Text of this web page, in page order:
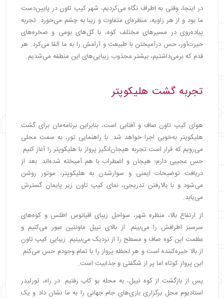
در اینجا، وقتی به اطراف نگاه می‌کردیم، شهر کیپ تاون در پایین‌دست
ما بود و از هر زاویه، منظره‌ای متفاوت و زیبا به چشم می‌خورد. تجربه
پیاده‌روی در مسیرهای مختلف کوه، با گل‌های بومی و صخره‌های
حیرت‌آور، حس درآمیختن با طبیعت و آرامش را به ما القا می‌کرد. هر
قدم که برمی‌داشتیم، بیشتر مجذوب زیبایی‌های این منطقه می‌شدیم.
تجربه گشت هلیکوپتر
هوای کیپ تاون صاف و آفتابی است، بنابراین برنامه‌مان برای گشت
هلیکوپتر به‌خوبی اجرا خواهد شد. با راهنمایی تور، به سمت محلی
می‌رویم که قرار است تجربه هیجان‌انگیز پرواز با هلیکوپتر را آغاز کنیم.
حس عجیبی دارم؛ هیجان و اضطراب با هم آمیخته شده‌اند. بعد از
دریافت توضیحات ایمنی و سوارشدن به هلیکوپتر، موتور روشن
می‌شود و با بالارفتن تدریجی، نمای کیپ تاون زیر پایمان گسترش
می‌یابد.
از ارتفاع بالا، منظره شهر، سواحل زیبای اقیانوس اطلس و کوه‌های
سرسبز اطرافش را می‌بینم. از بالای تیبل ماونتین عبور می‌کنیم و
عظمت این کوه صاف و مسطح را از نزدیک می‌بینیم. زیبایی کیپ تاون
از بالا خیره‌کننده است و هر لحظه پرواز را با تمام وجودم حس می‌کنم.
این پرواز کوتاه اما پر از شگفتی و جذابیت است.
پس از بازگشت از کوه تیبل، به محله بو کاپ رفتیم. در راه، تورلیدر
استادیوم محل برگزاری بازی‌های جام جهانی را به ما نشان داد و یک